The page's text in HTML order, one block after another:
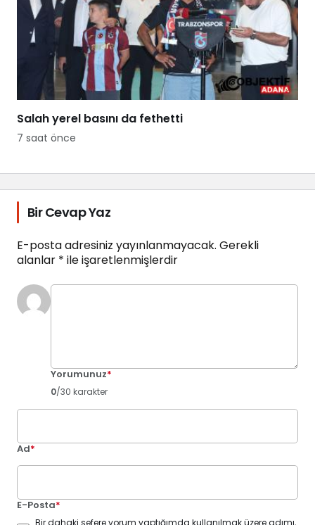
Salah yerel basını da fethetti
7 saat önce
Bir Cevap Yaz
E-posta adresiniz yayınlanmayacak. Gerekli
alanlar * ile işaretlenmişlerdir
Yorumunuz*
0/30 karakter
Ad*
E-Posta*
Bir dahaki sefere yorum yaptığımda kullanılmak üzere adımı,